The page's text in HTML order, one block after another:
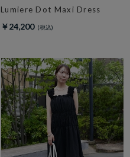
Lumiere Dot Maxi Dress
￥24,200